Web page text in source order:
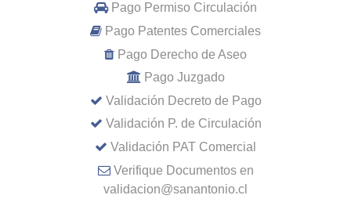
Pago Permiso Circulación
Pago Patentes Comerciales
Pago Derecho de Aseo
Pago Juzgado
Validación Decreto de Pago
Validación P. de Circulación
Validación PAT Comercial
Verifique Documentos en
validacion@sanantonio.cl